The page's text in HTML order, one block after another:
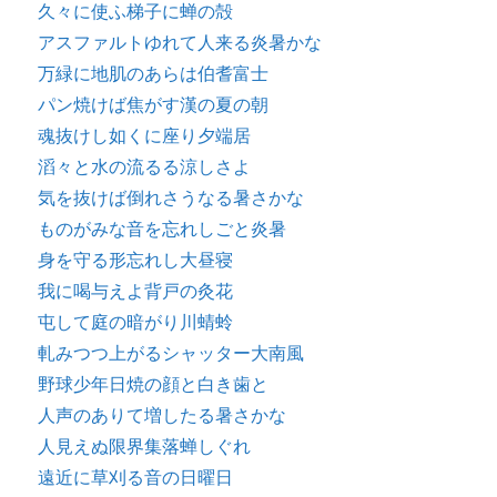
久々に使ふ梯子に蝉の殻
アスファルトゆれて人来る炎暑かな
万緑に地肌のあらは伯耆富士
パン焼けば焦がす漢の夏の朝
魂抜けし如くに座り夕端居
滔々と水の流るる涼しさよ
気を抜けば倒れさうなる暑さかな
ものがみな音を忘れしごと炎暑
身を守る形忘れし大昼寝
我に喝与えよ背戸の灸花
屯して庭の暗がり川蜻蛉
軋みつつ上がるシャッター大南風
野球少年日焼の顔と白き歯と
人声のありて増したる暑さかな
人見えぬ限界集落蝉しぐれ
遠近に草刈る音の日曜日